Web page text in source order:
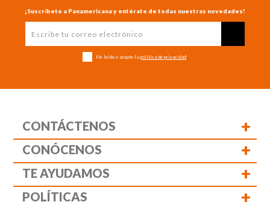
¡Suscríbete a Panamericana y entérate de todas nuestras novedades!
He leído y acepto la política de privacidad
CONTÁCTENOS +
CONÓCENOS +
TE AYUDAMOS +
POLÍTICAS +